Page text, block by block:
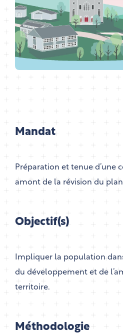
Mandat
Préparation et tenue d’une
amont de la révision du plan
Objectif(s)
Impliquer la population
du développement et de
territoire.
Méthodologie